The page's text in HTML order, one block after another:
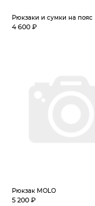
Рюкзаки и сумки на пояс
4 600 ₽
Рюкзак MOLO
5 200 ₽